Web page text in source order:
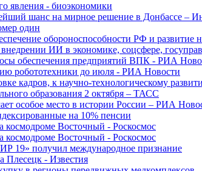
явления - биоэкономики
шанс на мирное решение в Донбассе –
один
обороноспособности РФ и развитие
ИИ в экономике, соцсфере,
обеспечения предприятий ВПК - РИА
робототехники до июля - РИА Новости
кадров, к научно-технологическому
образования 2 октября – ТАСС
особое место в истории России – РИА
на 10% пенсии
космодроме Восточный - Роскосмос
космодроме Восточный - Роскосмос
19» получил международное признание
Плесецк - Известия